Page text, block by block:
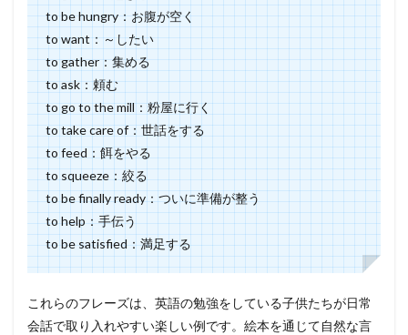
to be hungry：お腹が空く
to want：～したい
to gather：集める
to ask：頼む
to go to the mill：粉屋に行く
to take care of：世話をする
to feed：餌をやる
to squeeze：絞る
to be finally ready：ついに準備が整う
to help：手伝う
to be satisfied：満足する
これらのフレーズは、英語の勉強をしている子供たちが日常
会話で取り入れやすい楽しい例です。絵本を通じて自然な言